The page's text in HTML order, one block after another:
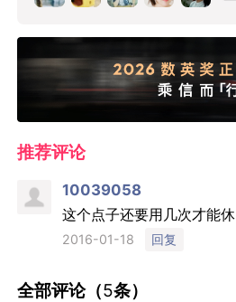
推荐评论
10039058
这个点子还要用几次才能休
2016-01-18 回复
全部评论（5条）